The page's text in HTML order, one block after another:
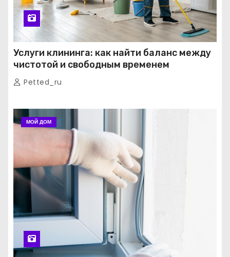
Услуги клининга: как найти баланс между
чистотой и свободным временем
Petted_ru
МОЙ ДОМ